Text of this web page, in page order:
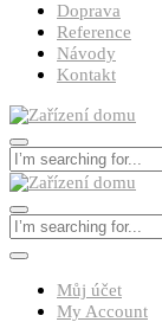
Doprava
Reference
Návody
Kontakt
Můj účet
My Account